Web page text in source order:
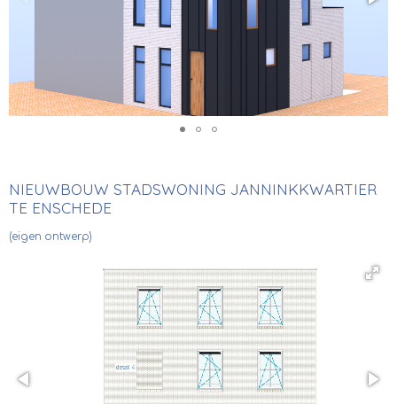
NIEUWBOUW STADSWONING JANNINKKWARTIER
TE ENSCHEDE
(eigen ontwerp)